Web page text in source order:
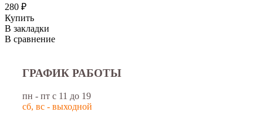
280 ₽
Купить
В закладки
В сравнение
ГРАФИК РАБОТЫ
пн - пт с 11 до 19
сб, вс - выходной